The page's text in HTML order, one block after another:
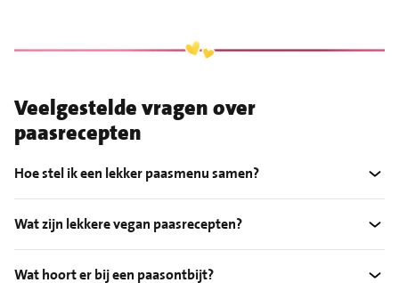
Veelgestelde vragen over
paasrecepten
Hoe stel ik een lekker paasmenu samen?
Wat zijn lekkere vegan paasrecepten?
Wat hoort er bij een paasontbijt?